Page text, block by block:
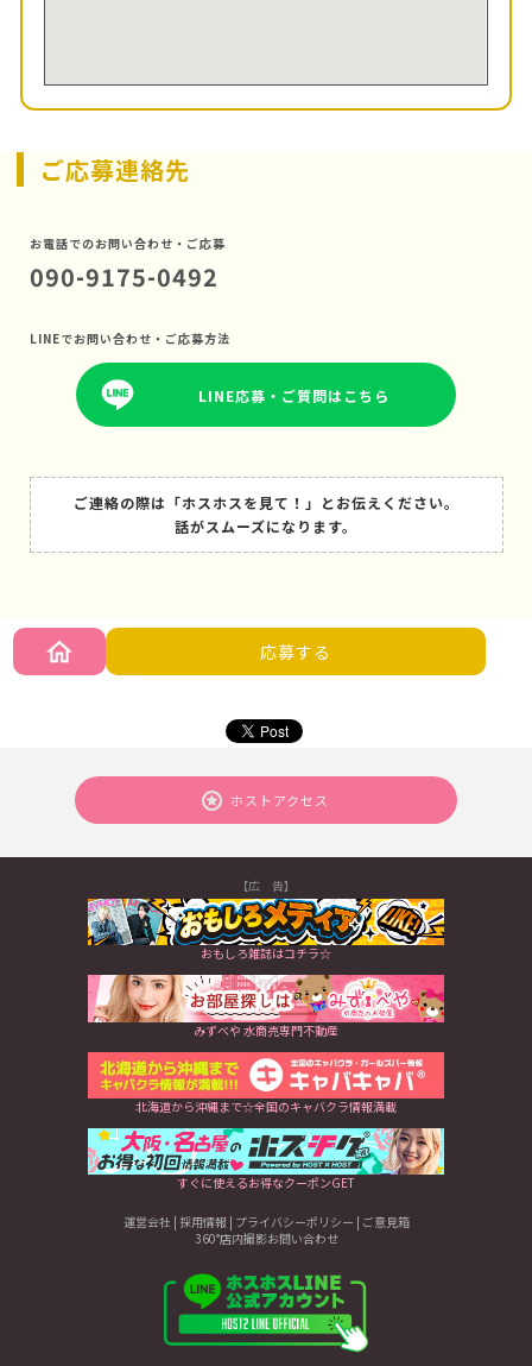
ご応募連絡先
お電話でのお問い合わせ・ご応募
090-9175-0492
LINEでお問い合わせ・ご応募方法
LINE応募・ご質問はこちら
ご連絡の際は「ホスホスを見て！」とお伝えください。
話がスムーズになります。
応募する
ホストアクセス
【広 告】
おもしろ雑誌はコチラ☆
みずべや 水商売専門不動産
北海道から沖縄まで☆全国のキャバクラ情報満載
すぐに使えるお得なクーポンGET
運営会社| 採用情報 | プライバシーポリシー | ご意見箱
360°店内撮影お問い合わせ